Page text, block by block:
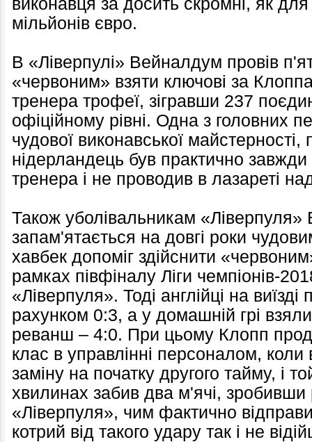
виконавця за досить скромні, як для
мільйонів євро.
В «Ліверпулі» Вейналдум провів
«червоним» взяти ключові за Клоппа
тренера трофеї, зігравши 237
офіційному рівні. Одна з головних
чудової виконавської
нідерландець був практично
тренера і не проводив в лазареті
Також уболівальникам
запам'ятається на довгі роки
хавбек допоміг здійснити
рамках півфіналу Ліги чемпіонів-
«Ліверпуля». Тоді англійці на
рахунком 0:3, а у домашній грі
реванш – 4:0. При цьому Клопп
клас в управлінні персоналом,
заміну на початку другого тайму, і
хвилинах забив два м'ячі, зробивши
«Ліверпуля», чим фактично
котрий від такого удару так і не